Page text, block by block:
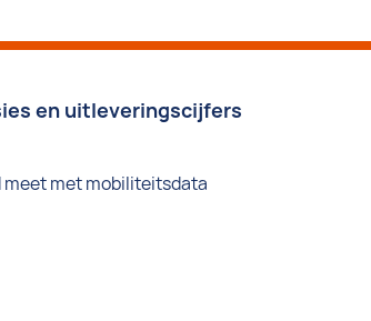
en uitleveringscijfers